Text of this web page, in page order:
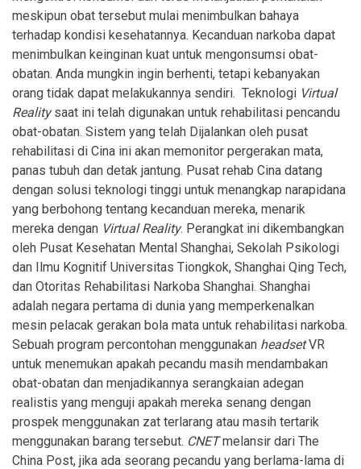
meskipun obat tersebut mulai menimbulkan bahaya
terhadap kondisi kesehatannya. Kecanduan narkoba dapat
menimbulkan keinginan kuat untuk mengonsumsi obat-
obatan. Anda mungkin ingin berhenti, tetapi kebanyakan
orang tidak dapat melakukannya sendiri. Teknologi Virtual
Reality saat ini telah digunakan untuk rehabilitasi pencandu
obat-obatan. Sistem yang telah Dijalankan oleh pusat
rehabilitasi di Cina ini akan memonitor pergerakan mata,
panas tubuh dan detak jantung. Pusat rehab Cina datang
dengan solusi teknologi tinggi untuk menangkap narapidana
yang berbohong tentang kecanduan mereka, menarik
mereka dengan Virtual Reality. Perangkat ini dikembangkan
oleh Pusat Kesehatan Mental Shanghai, Sekolah Psikologi
dan Ilmu Kognitif Universitas Tiongkok, Shanghai Qing Tech,
dan Otoritas Rehabilitasi Narkoba Shanghai. Shanghai
adalah negara pertama di dunia yang memperkenalkan
mesin pelacak gerakan bola mata untuk rehabilitasi narkoba.
Sebuah program percontohan menggunakan headsetVR
untuk menemukan apakah pecandu masih mendambakan
obat-obatan dan menjadikannya serangkaian adegan
realistis yang menguji apakah mereka senang dengan
prospek menggunakan zat terlarang atau masih tertarik
menggunakan barang tersebut. CNETmelansir dari The
China Post, jika ada seorang pecandu yang berlama-lama di